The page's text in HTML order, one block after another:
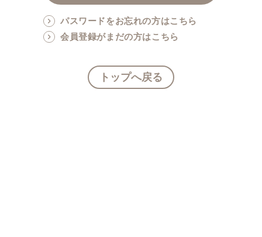
パスワードをお忘れの方はこちら
会員登録がまだの方はこちら
トップへ戻る